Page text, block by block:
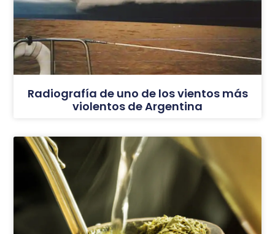
Radiografía de uno de los vientos más
violentos de Argentina